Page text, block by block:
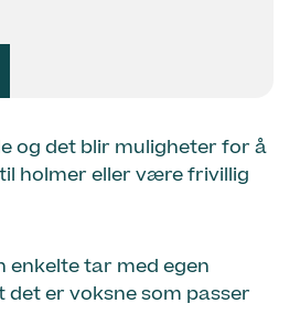
og det blir muligheter for å
holmer eller være frivillig
enkelte tar med egen
det er voksne som passer